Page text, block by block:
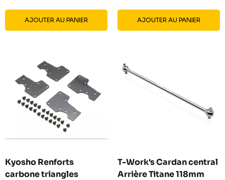
AJOUTER AU PANIER AJOUTER AU PANIER
Kyosho Renforts
carbone triangles
T-Work's Cardan central
Arrière Titane 118mm